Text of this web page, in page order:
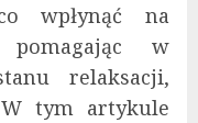
wpłynąć na
pomagając w
relaksacji,
tym artykule